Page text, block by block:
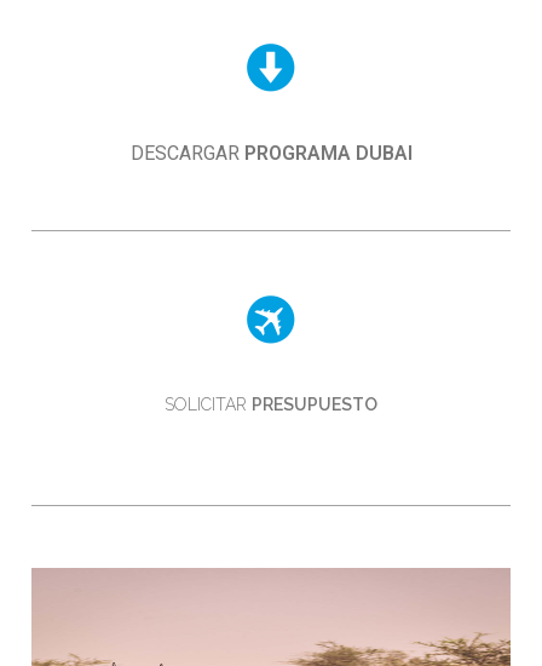
DESCARGAR PROGRAMA DUBAI
SOLICITAR PRESUPUESTO